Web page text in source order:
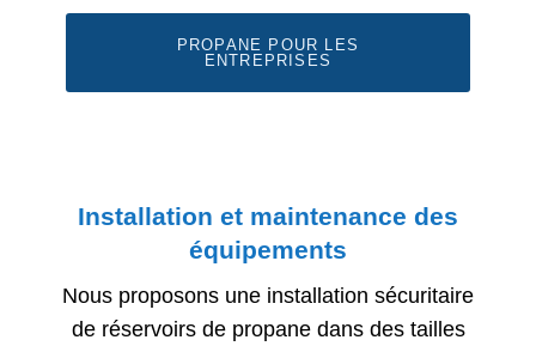
PROPANE POUR LES
ENTREPRISES
Installation et maintenance des
équipements
Nous proposons une installation sécuritaire
de réservoirs de propane dans des tailles